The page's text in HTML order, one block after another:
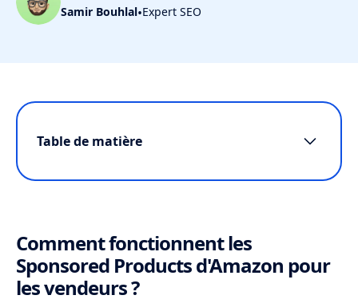
Samir Bouhlal•Expert SEO
Table de matière
Comment fonctionnent les Sponsored
pour augmenter vos ventes sur Amazon ?
Quelles stratégies d'optimisation adopter
pour vos campagnes Sponsored Products
Comment fonctionnent les
Sponsored Products d'Amazon pour
les vendeurs ?